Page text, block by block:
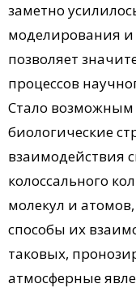
заметно
моделирования и
позволяет
процессов
Стало
биологические
взаимодействия
колоссального
молекул и
способы их
таковых,
атмосферные